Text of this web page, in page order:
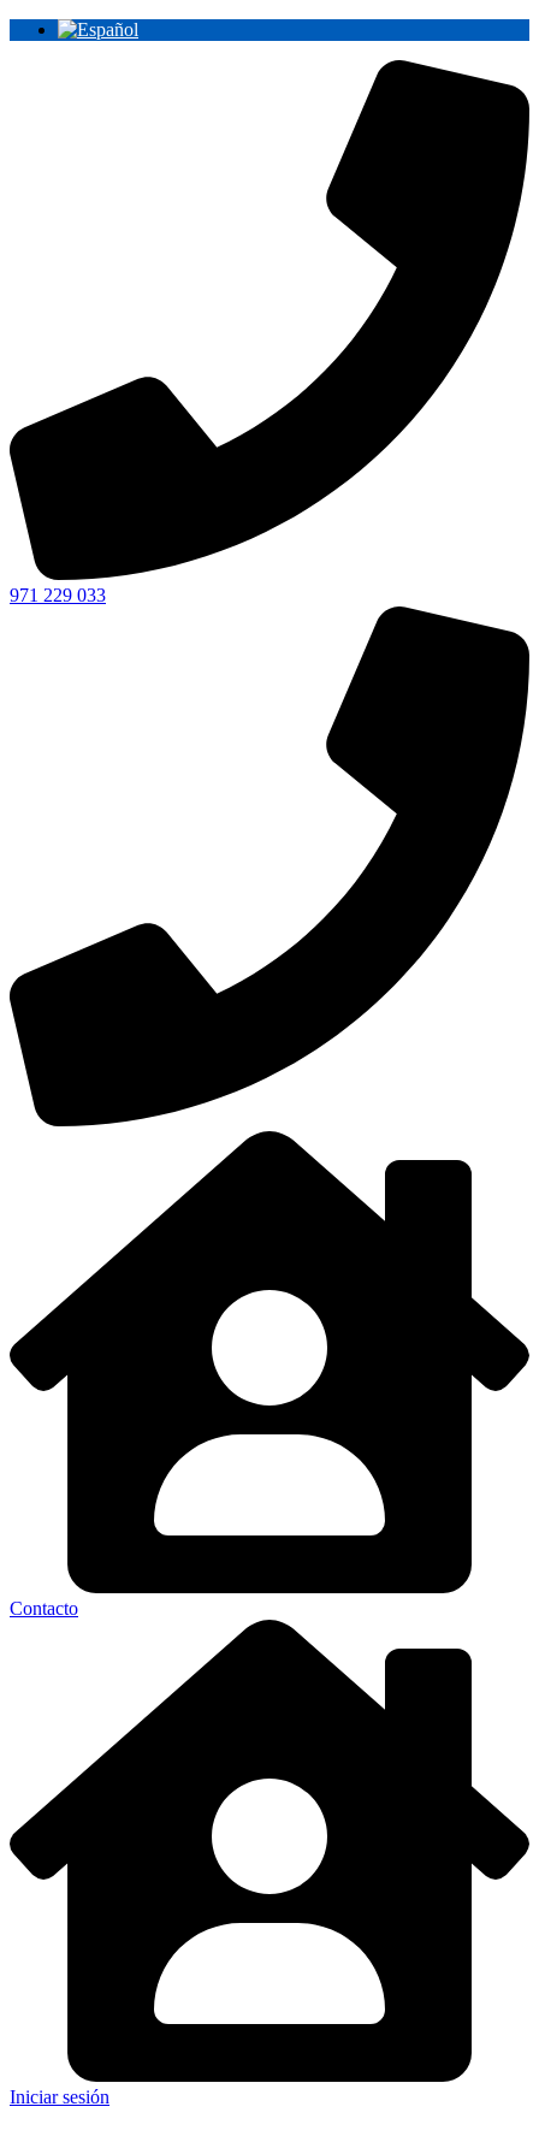
971 229 033
Contacto
Iniciar sesión